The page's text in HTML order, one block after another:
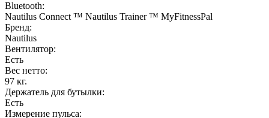
Bluetooth:
Nautilus Connect ™ Nautilus Trainer ™ MyFitnessPal
Бренд:
Nautilus
Вентилятор:
Есть
Вес нетто:
97 кг.
Держатель для бутылки:
Есть
Измерение пульса: